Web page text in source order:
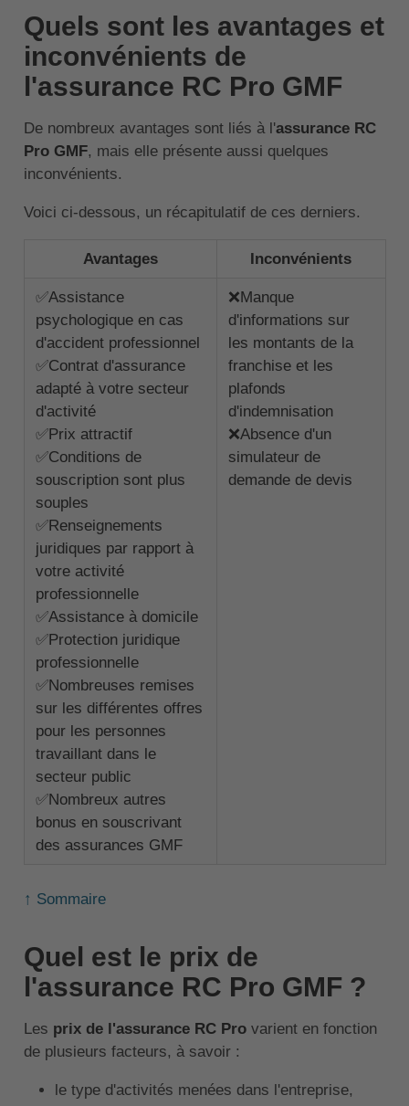
Quels sont les avantages et
inconvénients de
l'assurance RC Pro GMF
De nombreux avantages sont liés à l'assurance RC
Pro GMF, mais elle présente aussi quelques
inconvénients.
Voici ci-dessous, un récapitulatif de ces derniers.
Avantages Inconvénients
✅Assistance
psychologique en cas
d'accident professionnel
✅Contrat d'assurance
adapté à votre secteur
d'activité
✅Prix attractif
✅Conditions de
souscription sont plus
souples
✅Renseignements
juridiques par rapport à
votre activité
professionnelle
✅Assistance à domicile
✅Protection juridique
professionnelle
✅Nombreuses remises
sur les différentes offres
pour les personnes
travaillant dans le
secteur public
✅Nombreux autres
bonus en souscrivant
des assurances GMF
❌Manque
d'informations sur
les montants de la
franchise et les
plafonds
d'indemnisation
❌Absence d'un
simulateur de
demande de devis
↑ Sommaire
Quel est le prix de
l'assurance RC Pro GMF ?
Les prix de l'assurance RC Provarient en fonction
de plusieurs facteurs, à savoir :
le type d'activités menées dans l'entreprise,